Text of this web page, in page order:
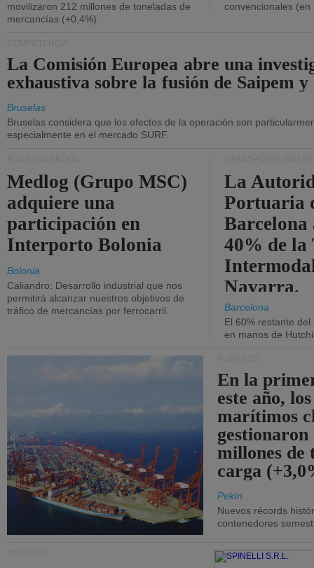
movilizaron 212 millones de toneladas de
mercancías (+0,4%).
convencionales (en
La Comisión Europea abre una
exhaustiva sobre la fusión de Saipem y
Bruselas
Bruselas considera que los efectos de la operación son
especialmente en el mercado SURF.
Medlog (Grupo MSC)
adquiere una
participación en
Interporto Bolonia
Bolonia
Caliandro: Desarrollo industrial que nos
permitirá alcanzar nuestros objetivos de
tráfico de mercancías por ferrocarril.
La
Portuaria
40% de la
Navarra.
Barcelona
El 60% restante
en manos de
En la
este año,
marítimos
gestionaron
millones de
carga
Pekín
Nuevos récords
contenedores